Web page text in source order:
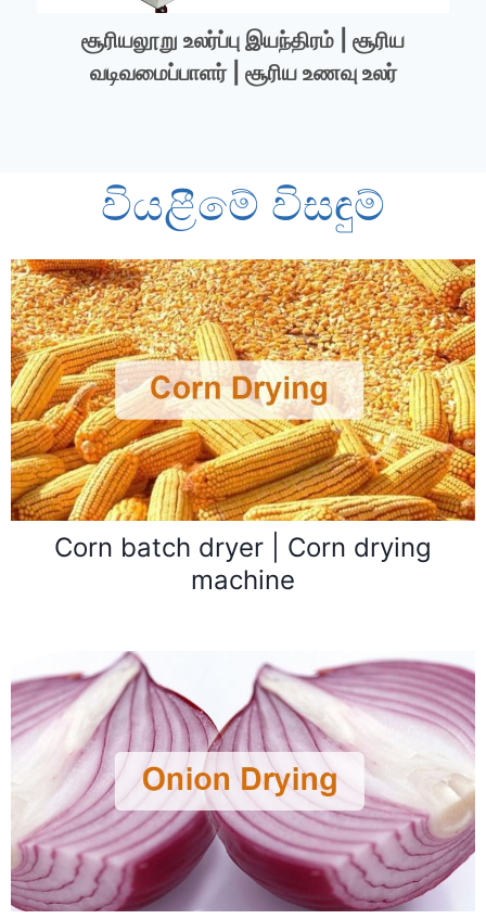
சூரியலூறு உலர்ப்பு இயந்திரம் | சூரிய
வடிவமைப்பாளர் | சூரிய உணவு உலர்
වියළීමේ විසඳුම්
Corn batch dryer | Corn drying
machine